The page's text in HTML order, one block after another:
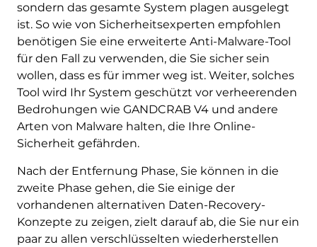
sondern das gesamte System plagen ausgelegt
ist. So wie von Sicherheitsexperten empfohlen
benötigen Sie eine erweiterte Anti-Malware-Tool
für den Fall zu verwenden, die Sie sicher sein
wollen, dass es für immer weg ist. Weiter, solches
Tool wird Ihr System geschützt vor verheerenden
Bedrohungen wie GANDCRAB V4 und andere
Arten von Malware halten, die Ihre Online-
Sicherheit gefährden.
Nach der Entfernung Phase, Sie können in die
zweite Phase gehen, die Sie einige der
vorhandenen alternativen Daten-Recovery-
Konzepte zu zeigen, zielt darauf ab, die Sie nur ein
paar zu allen verschlüsselten wiederherstellen